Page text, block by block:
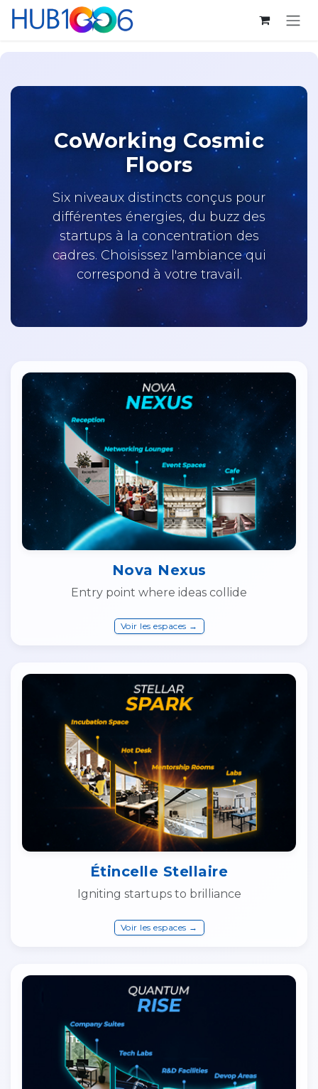
Se rendre au contenu
CoWorking Cosmic
Floors
Six niveaux distincts conçus pour
différentes énergies, du buzz des
startups à la concentration des
cadres. Choisissez l'ambiance qui
correspond à votre travail.
Nova Nexus
Entry point where ideas collide
Voir les espaces →
Étincelle Stellaire
Igniting startups to brilliance
Voir les espaces →